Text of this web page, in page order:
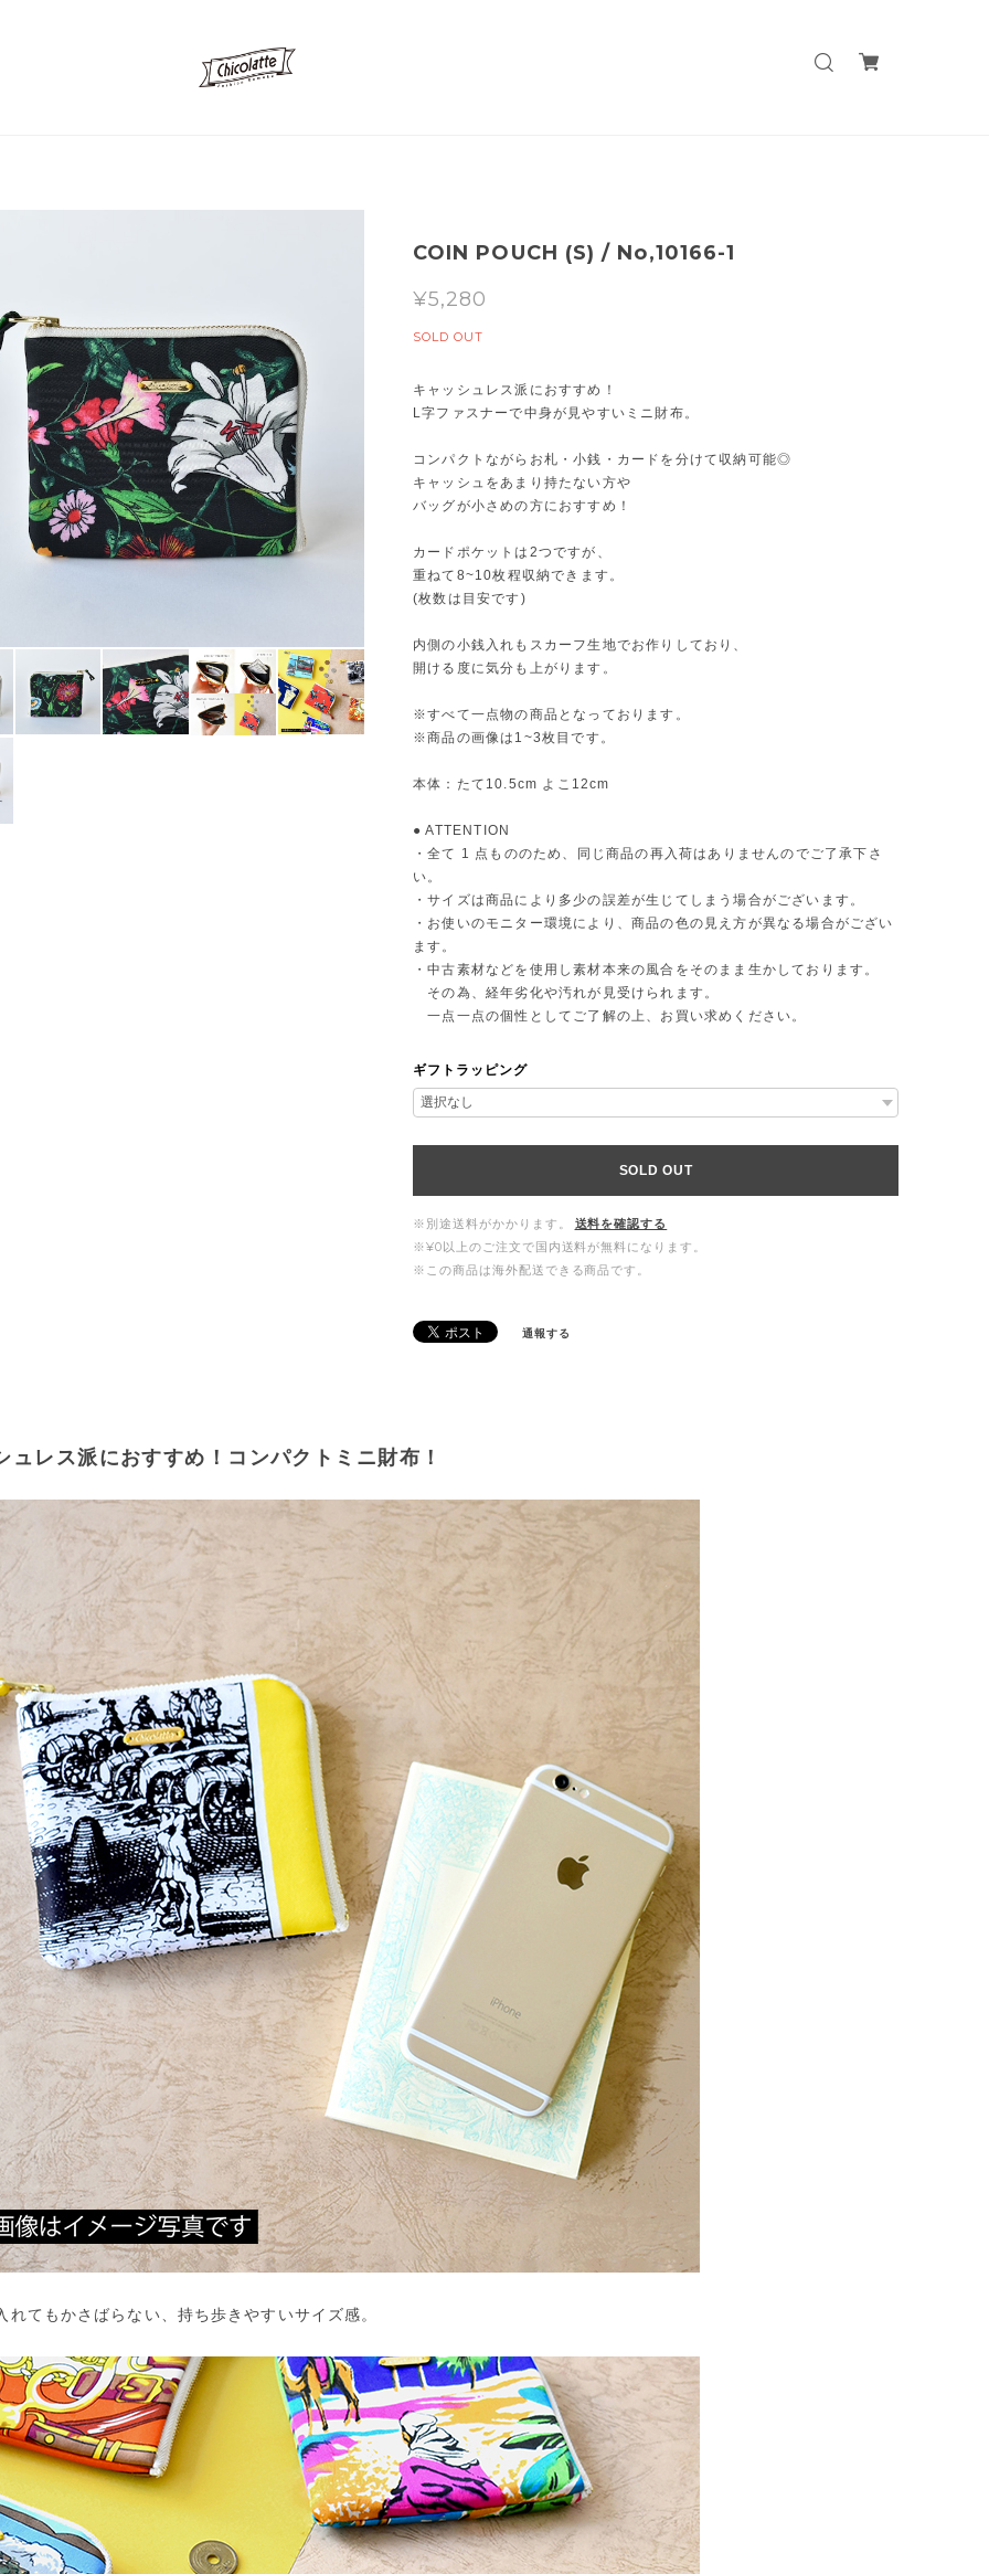
COIN POUCH (S) / No,10166-1
¥5,280
SOLD OUT
キャッシュレス派におすすめ！
L字ファスナーで中身が見やすいミニ財布。
コンパクトながらお札・小銭・カードを分けて収納可能◎
キャッシュをあまり持たない方や
バッグが小さめの方におすすめ！
カードポケットは2つですが、
重ねて8~10枚程収納できます。
(枚数は目安です)
内側の小銭入れもスカーフ生地でお作りしており、
開ける度に気分も上がります。
※すべて一点物の商品となっております。
※商品の画像は1~3枚目です。
本体：たて10.5cm よこ12cm
● ATTENTION
・全て 1 点もののため、同じ商品の再入荷はありませんのでご了承下さ
い。
・サイズは商品により多少の誤差が生じてしまう場合がございます。
・お使いのモニター環境により、商品の色の見え方が異なる場合がござい
ます。
・中古素材などを使用し素材本来の風合をそのまま生かしております。
その為、経年劣化や汚れが見受けられます。
一点一点の個性としてご了解の上、お買い求めください。
ギフトラッピング
SOLD OUT
※別途送料がかかります。
送料を確認する
※¥0以上のご注文で国内送料が無料になります。
※この商品は海外配送できる商品です。
通報する
ュレス派におすすめ！コンパクトミニ財布！
れてもかさばらない、持ち歩きやすいサイズ感。